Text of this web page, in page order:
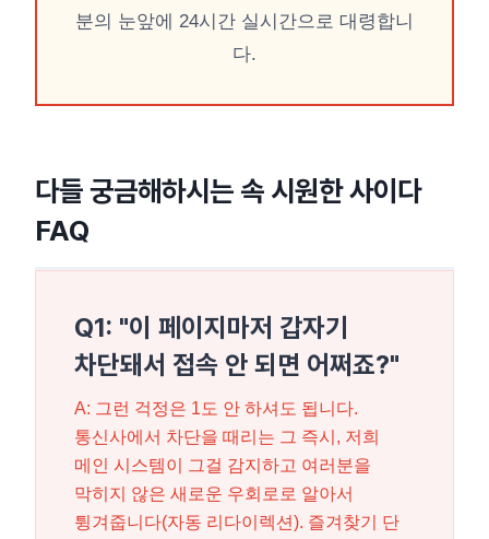
분의 눈앞에 24시간 실시간으로 대령합니
다.
다들 궁금해하시는 속 시원한 사이다
FAQ
Q1: "이 페이지마저 갑자기
차단돼서 접속 안 되면 어쩌죠?"
A: 그런 걱정은 1도 안 하셔도 됩니다.
통신사에서 차단을 때리는 그 즉시, 저희
메인 시스템이 그걸 감지하고 여러분을
막히지 않은 새로운 우회로로 알아서
튕겨줍니다(자동 리다이렉션). 즐겨찾기 단